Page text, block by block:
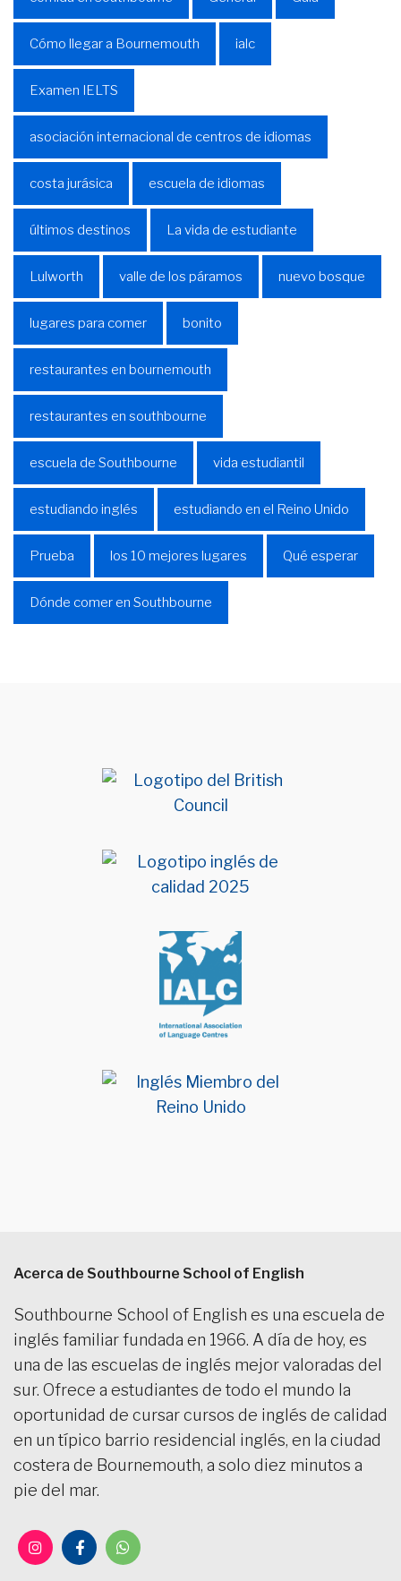
Cómo llegar a Bournemouth ialc
Examen IELTS
asociación internacional de centros de idiomas
costa jurásica escuela de idiomas
últimos destinos La vida de estudiante
Lulworth valle de los páramos nuevo bosque
lugares para comer bonito
restaurantes en bournemouth
restaurantes en southbourne
escuela de Southbourne vida estudiantil
estudiando inglés estudiando en el Reino Unido
Prueba los 10 mejores lugares Qué esperar
Dónde comer en Southbourne
Acerca de Southbourne School of English
Southbourne School of English es una escuela de
inglés familiar fundada en 1966. A día de hoy, es
una de las escuelas de inglés mejor valoradas del
sur. Ofrece a estudiantes de todo el mundo la
oportunidad de cursar cursos de inglés de calidad
en un típico barrio residencial inglés, en la ciudad
costera de Bournemouth, a solo diez minutos a
pie del mar.